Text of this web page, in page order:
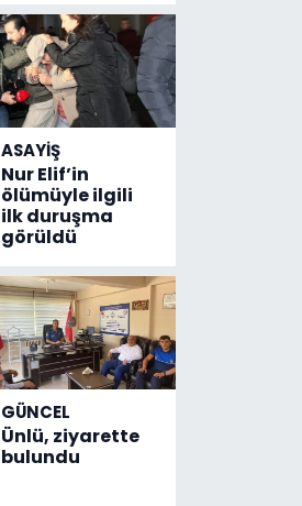
ASAYİŞ
Nur Elif’in
ölümüyle ilgili
ilk duruşma
görüldü
GÜNCEL
Ünlü, ziyarette
bulundu